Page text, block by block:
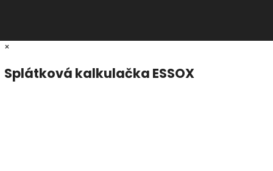
×
Splátková kalkulačka ESSOX